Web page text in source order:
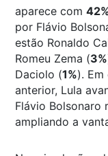
aparece com
por Flávio
estão Ronaldo
Romeu Zema (3%
Daciolo (1%).
anterior, Lula
Flávio Bolsonaro
ampliando a